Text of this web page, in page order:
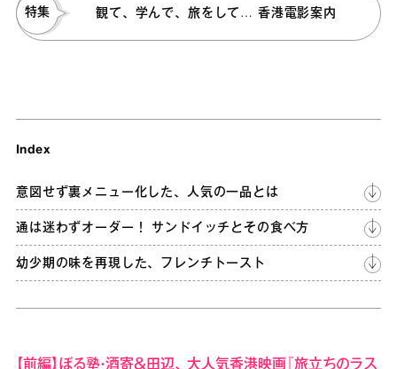
特集 観て、学んで、旅をして… 香港電影案内
Index
意図せず裏メニュー化した、人気の一品とは
通は迷わずオーダー！ サンドイッチとその食べ方
幼少期の味を再現した、フレンチトースト
【前編】ぼる塾・酒寄＆田辺、 大人気香港映画『旅立ちのラス